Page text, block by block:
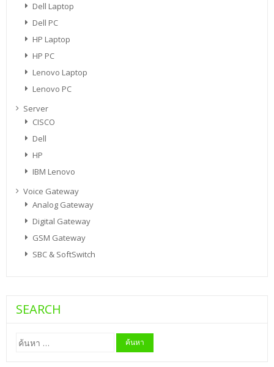
Dell Laptop
Dell PC
HP Laptop
HP PC
Lenovo Laptop
Lenovo PC
Server
CISCO
Dell
HP
IBM Lenovo
Voice Gateway
Analog Gateway
Digital Gateway
GSM Gateway
SBC & SoftSwitch
SEARCH
ค้นหา
สำหรับ: